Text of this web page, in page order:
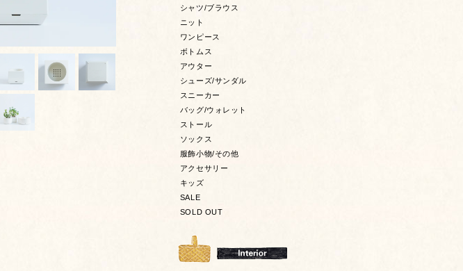
シャツ/ブラウス
ニット
ワンピース
ボトムス
アウター
シューズ/サンダル
スニーカー
バッグ/ウォレット
ストール
ソックス
服飾小物/その他
アクセサリー
キッズ
SALE
SOLD OUT